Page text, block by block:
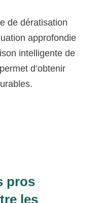
de dératisation
approfondie
intelligente de
d’obtenir
pros
les